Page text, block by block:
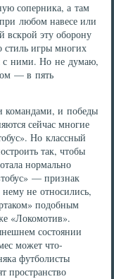
соперника, а там
любом навесе или
вскрой эту оборону
стиль игры многих
с ними. Но не думаю,
— в пять
командами, и победы
сейчас многие
Но классный
так, чтобы
нормально
— признак
не относились,
подобным
«Локомотив».
состоянии
может что-
футболисты
пространство